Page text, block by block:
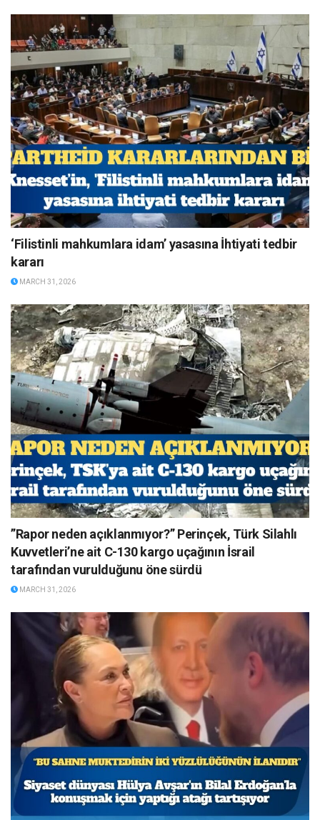
‘Filistinli mahkumlara idam’ yasasına İhtiyati tedbir
kararı
MARCH 31, 2026
”Rapor neden açıklanmıyor?” Perinçek, Türk Silahlı
Kuvvetleri’ne ait C-130 kargo uçağının İsrail
tarafından vurulduğunu öne sürdü
MARCH 31, 2026